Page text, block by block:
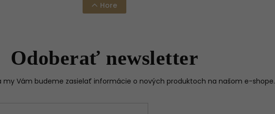
Hore
Odoberať newsletter
my Vám budeme zasielať informácie o nových produktoch na našom e-shope.